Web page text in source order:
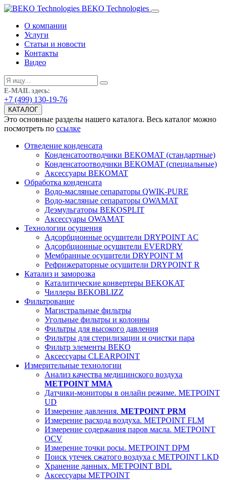
BEKO Technologies
О компании
Услуги
Статьи и новости
Контакты
Видео
E-MAIL здесь:
+7 (499) 130-19-76
КАТАЛОГ
Это основные разделы нашего каталога. Весь каталог можно
посмотреть по ссылке
Отведение конденсата
Конденсатоотводчики BEKOMAT (стандартные)
Конденсатоотводчики BEKOMAT (специальные)
Аксессуары BEKOMAT
Обработка конденсата
Водо-масляные сепараторы QWIK-PURE
Водо-масляные сепараторы OWAMAT
Деэмульгаторы BEKOSPLIT
Аксессуары OWAMAT
Технологии осушения
Адсорбционные осушители DRYPOINT AC
Адсорбционные осушители EVERDRY
Мембранные осушители DRYPOINT M
Рефрижераторные осушители DRYPOINT R
Катализ и заморозка
Каталитические конвертеры BEKOKAT
Чиллеры BEKOBLIZZ
Фильтрование
Магистральные фильтры
Угольные фильтры и колонны
Фильтры для высокого давления
Фильтры для стерилизации и очистки пара
Фильтр элементы BEKO
Аксессуары CLEARPOINT
Измерительные технологии
Анализ качества медицинского воздуха
METPOINT MMA
Датчики-мониторы в онлайн режиме. METPOINT
UD
Измерение давления. METPOINT PRM
Измерение расхода воздуха. METPOINT FLM
Измерение содержания паров масла. METPOINT
OCV
Измерение точки росы. METPOINT DPM
Поиск утечек сжатого воздуха с METPOINT LKD
Хранение данных. METPOINT BDL
Аксессуары METPOINT